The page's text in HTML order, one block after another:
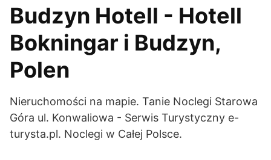
Budzyn Hotell - Hotell
Bokningar i Budzyn,
Polen
Nieruchomości na mapie. Tanie Noclegi Starowa
Góra ul. Konwaliowa - Serwis Turystyczny e-
turysta.pl. Noclegi w Całej Polsce.